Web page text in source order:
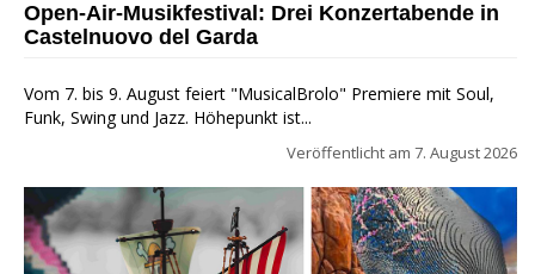
Open-Air-Musikfestival: Drei Konzertabende in
Castelnuovo del Garda
Vom 7. bis 9. August feiert "MusicalBrolo" Premiere mit Soul,
Funk, Swing und Jazz. Höhepunkt ist...
Veröffentlicht am 7. August 2026